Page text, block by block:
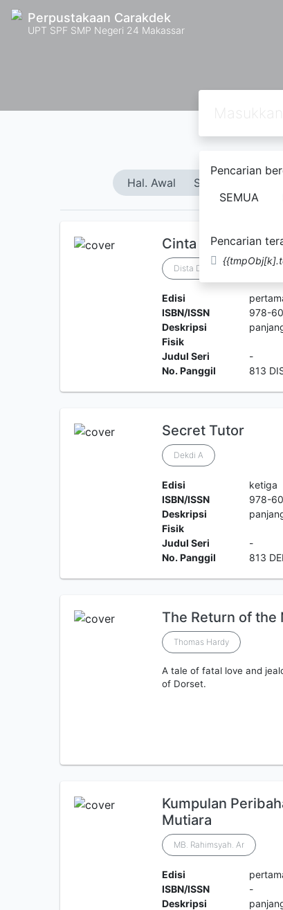
Perpustakaan Carakdek
UPT SPF SMP Negeri 24 Makassar
Pencarian
SEMUA
Pencarian
Hal. Awal Sebelumnya
Cinta Tak Pernah
Dista Dee
Edisi
ISBN/ISSN
978-
Deskripsi
Fisik
Judul Seri
-
No. Panggil
813
Secret Tutor
Dekdi A
Edisi
ketiga
ISBN/ISSN
978-
Deskripsi
Fisik
Judul Seri
-
No. Panggil
813
The Return of the
Thomas Hardy
A tale of fatal love and
of Dorset.
Kumpulan
Mutiara
MB. Rahimsyah. Ar
Edisi
ISBN/ISSN
-
Deskripsi